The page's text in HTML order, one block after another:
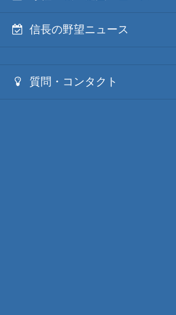
信長の野望ニュース
質問・コンタクト